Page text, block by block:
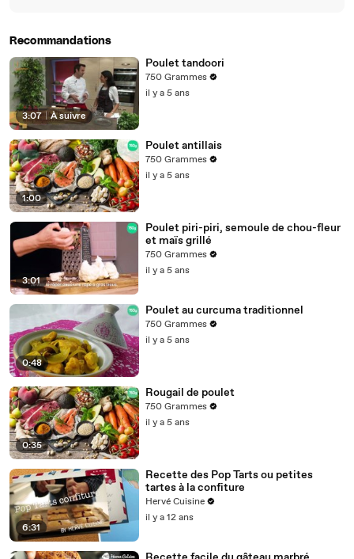
Recommandations
3:07 | À suivre
Poulet tandoori
750 Grammes
il y a 5 ans
1:00
Poulet antillais
750 Grammes
il y a 5 ans
3:01
Poulet piri-piri, semoule de chou-fleur
et maïs grillé
750 Grammes
il y a 5 ans
0:48
Poulet au curcuma traditionnel
750 Grammes
il y a 5 ans
0:35
Rougail de poulet
750 Grammes
il y a 5 ans
6:31
Recette des Pop Tarts ou petites
tartes à la confiture
Hervé Cuisine
il y a 12 ans